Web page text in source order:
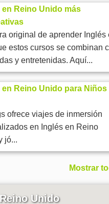
Reino Unido más
original de aprender Inglés
estos cursos se combinan
y entretenidas. Aquí...
Reino Unido para Niños
ofrece viajes de inmersión
en Inglés en Reino
jó...
Mostrar
Unido